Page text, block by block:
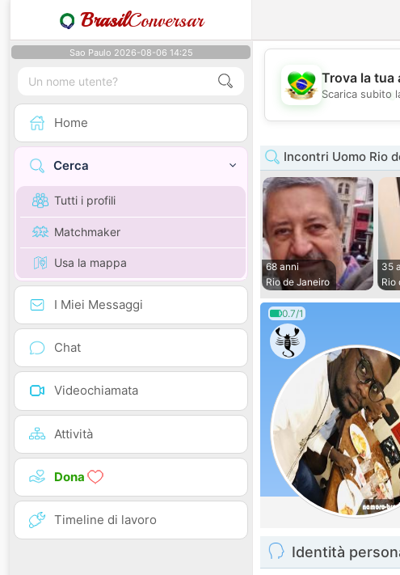
BrasilConversar
Sao Paulo 2026-08-06 14:25
Home
Cerca
Tutti i profili
Matchmaker
Usa la mappa
I Miei Messaggi
Chat
Videochiamata
Attività
Dona
Timeline di lavoro
💖
Trova la tua
Scarica subito
Incontri Uomo Rio
68 anni
Rio de Janeiro
35
Rio
0.7/1
Identità